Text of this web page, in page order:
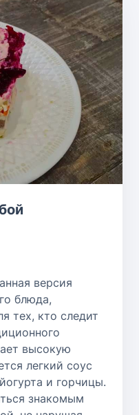
версия
блюда,
тех, кто следит
высокую
легкий соус
и горчицы.
знакомым